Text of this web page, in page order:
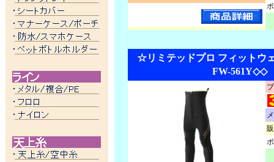
☆リミテッドプロ フィットウ
FW-561Y◇◇